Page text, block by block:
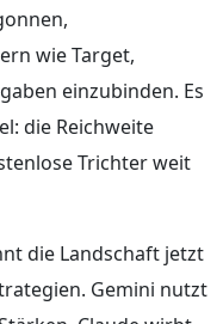
wie Target,
einzubinden. Es
die Reichweite
Trichter weit
die Landschaft jetzt
Gemini nutzt